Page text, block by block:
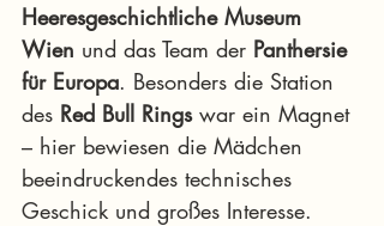
Heeresgeschichtliche Museum
Wien und das Team der Panthersie
für Europa. Besonders die Station
des Red Bull Rings war ein Magnet
– hier bewiesen die Mädchen
beeindruckendes technisches
Geschick und großes Interesse.